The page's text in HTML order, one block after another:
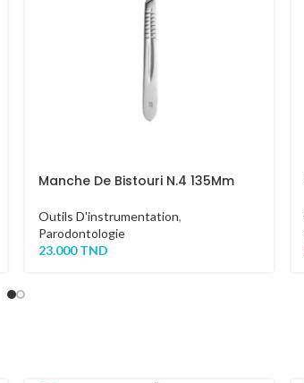
Manche De Bistouri N.4 135Mm
Outils D'instrumentation,
Parodontologie
23.000TND